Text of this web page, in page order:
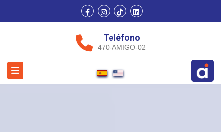
Teléfono
470-AMIGO-02